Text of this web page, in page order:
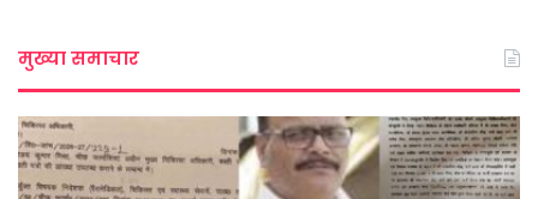
मुख्या समाचार